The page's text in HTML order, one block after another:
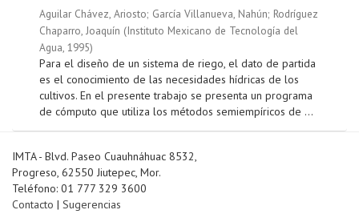
Aguilar Chávez, Ariosto; García Villanueva, Nahún; Rodríguez
Chaparro, Joaquín (Instituto Mexicano de Tecnología del
Agua, 1995)
Para el diseño de un sistema de riego, el dato de partida
es el conocimiento de las necesidades hídricas de los
cultivos. En el presente trabajo se presenta un programa
de cómputo que utiliza los métodos semiempíricos de ...
IMTA - Blvd. Paseo Cuauhnáhuac 8532,
Progreso, 62550 Jiutepec, Mor.
Teléfono: 01 777 329 3600
Contacto | Sugerencias